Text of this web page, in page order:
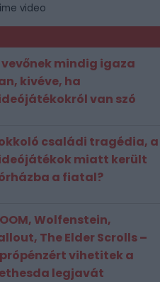
video
vevőnek mindig igaza
kivéve, ha
van szó
családi tragédia, a
miatt került
a fiatal?
Wolfenstein,
The Elder Scrolls –
vihetitek a
legjavát